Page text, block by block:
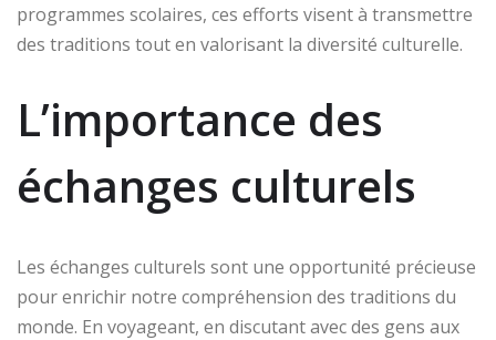
programmes scolaires, ces efforts visent à transmettre
des traditions tout en valorisant la diversité culturelle.
L’importance des
échanges culturels
Les échanges culturels sont une opportunité précieuse
pour enrichir notre compréhension des traditions du
monde. En voyageant, en discutant avec des gens aux